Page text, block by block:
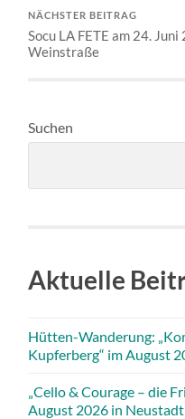
NÄCHSTER BEITRAG
Socu LA FETE am 24.
Weinstraße
Suchen
Aktuelle
Hütten-Wanderung:
Kupferberg“ im August
„Cello & Courage – die
August 2026 in